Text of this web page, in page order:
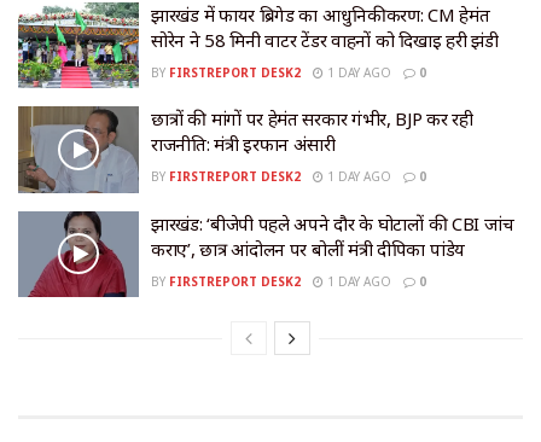
झारखंड में फायर ब्रिगेड का आधुनिकीकरण: CM हेमंत
सोरेन ने 58 मिनी वाटर टेंडर वाहनों को दिखाई हरी झंडी
BY FIRSTREPORT DESK2 1 DAY AGO 0
छात्रों की मांगों पर हेमंत सरकार गंभीर, BJP कर रही
राजनीति: मंत्री इरफान अंसारी
BY FIRSTREPORT DESK2 1 DAY AGO 0
झारखंड: ‘बीजेपी पहले अपने दौर के घोटालों की CBI जांच
कराए’, छात्र आंदोलन पर बोलीं मंत्री दीपिका पांडेय
BY FIRSTREPORT DESK2 1 DAY AGO 0